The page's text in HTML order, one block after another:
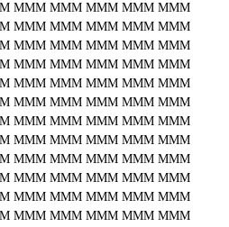
MMM MMM MMM MMM MMM
MMM MMM MMM MMM MMM
MMM MMM MMM MMM MMM
MMM MMM MMM MMM MMM
MMM MMM MMM MMM MMM
MMM MMM MMM MMM MMM
MMM MMM MMM MMM MMM
MMM MMM MMM MMM MMM
MMM MMM MMM MMM MMM
MMM MMM MMM MMM MMM
MMM MMM MMM MMM MMM
MMM MMM MMM MMM MMM